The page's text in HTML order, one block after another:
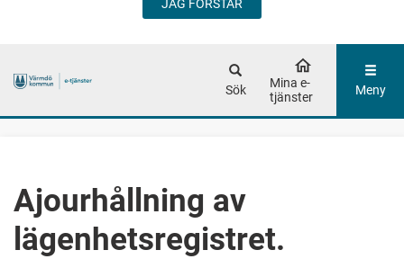
JAG FÖRSTÅR
GÅ DIREKT TILL
Sök
Mina e-
tjänster
Meny
Ajourhållning av
lägenhetsregistret.